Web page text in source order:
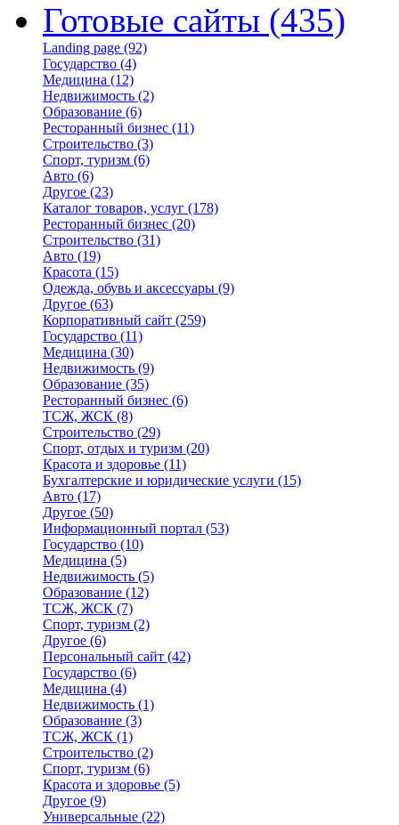
Готовые сайты (435)
Landing page (92)
Государство (4)
Медицина (12)
Недвижимость (2)
Образование (6)
Ресторанный бизнес (11)
Строительство (3)
Спорт, туризм (6)
Авто (6)
Другое (23)
Каталог товаров, услуг (178)
Ресторанный бизнес (20)
Строительство (31)
Авто (19)
Красота (15)
Одежда, обувь и аксессуары (9)
Другое (63)
Корпоративный сайт (259)
Государство (11)
Медицина (30)
Недвижимость (9)
Образование (35)
Ресторанный бизнес (6)
ТСЖ, ЖСК (8)
Строительство (29)
Спорт, отдых и туризм (20)
Красота и здоровье (11)
Бухгалтерские и юридические услуги (15)
Авто (17)
Другое (50)
Информационный портал (53)
Государство (10)
Медицина (5)
Недвижимость (5)
Образование (12)
ТСЖ, ЖСК (7)
Спорт, туризм (2)
Другое (6)
Персональный сайт (42)
Государство (6)
Медицина (4)
Недвижимость (1)
Образование (3)
ТСЖ, ЖСК (1)
Строительство (2)
Спорт, туризм (6)
Красота и здоровье (5)
Другое (9)
Универсальные (22)